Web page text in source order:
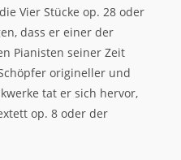
Vier Stücke op. 28 oder
dass er einer der
Pianisten seiner Zeit
origineller und
tat er sich hervor,
op. 8 oder der